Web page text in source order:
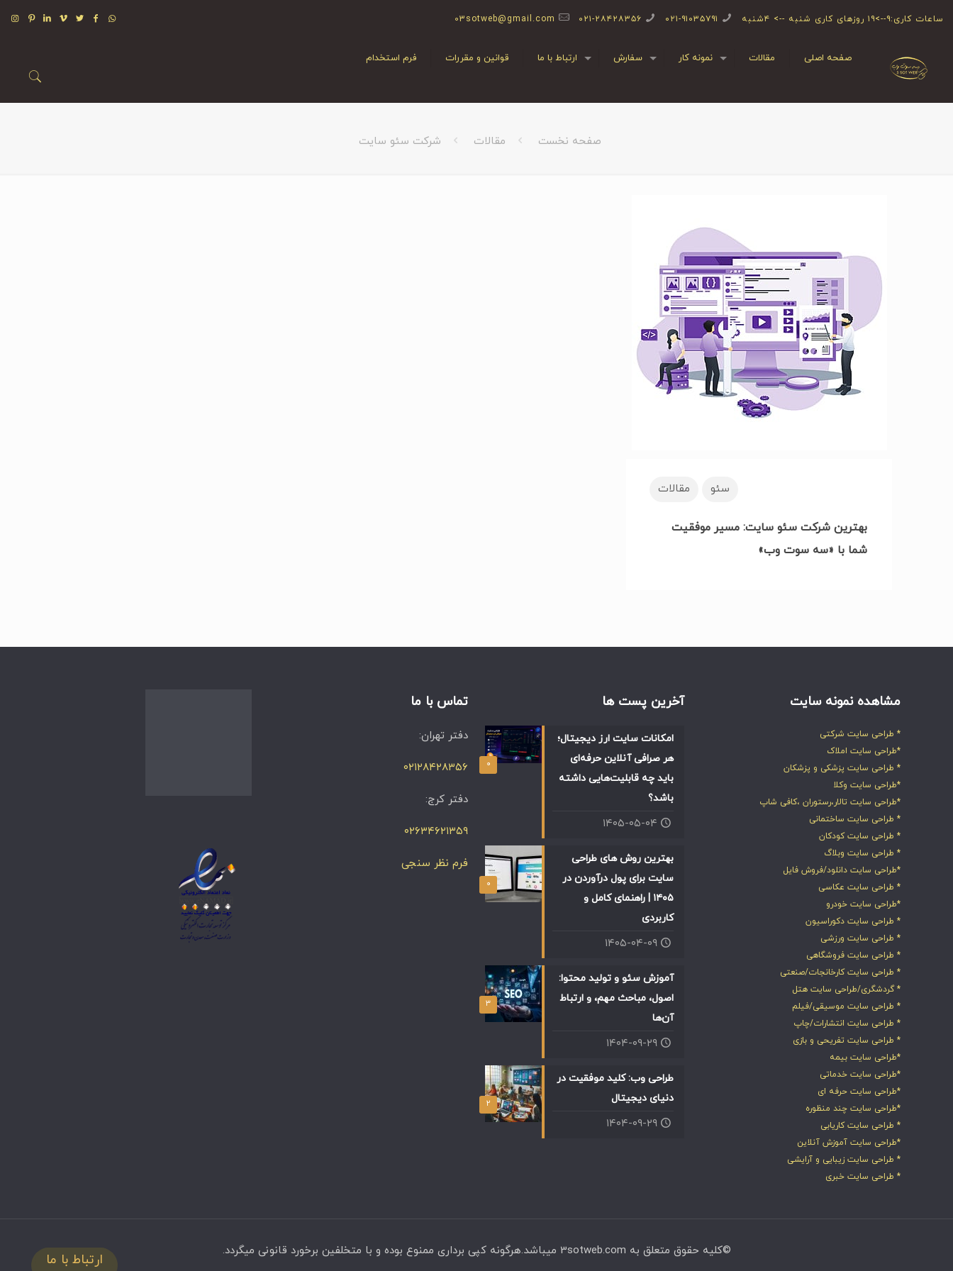
ساعات کاری:۹-->۱۹ روزهای کاری شنبه --> ۴شنبه ۰۲۱-۹۱۰۳۵۷۹۱ ۰۲۱-۲۸۴۲۸۳۵۶ 03sotweb@gmail.com
صفحه اصلی مقالات نمونه کار سفارش ارتباط با ما قوانین و مقررات فرم استخدام
صفحه نخست مقالات شرکت سئو سایت
سئو مقالات
بهترین شرکت سئو سایت: مسیر موفقیت
شما با «سه سوت وب»
مشاهده نمونه سایت
* طراحی سایت شرکتی
*طراحی سایت املاک
* طراحی سایت پزشکی و پزشکان
*طراحی سایت وکلا
*طراحی سایت تالار،رستوران ،کافی شاپ
* طراحی سایت ساختمانی
* طراحی سایت کودکان
* طراحی سایت وبلاگ
*طراحی سایت دانلود/فروش فایل
* طراحی سایت عکاسی
*طراحی سایت خودرو
* طراحی سایت دکوراسیون
* طراحی سایت ورزشی
* طراحی سایت فروشگاهی
* طراحی سایت کارخانجات/صنعتی
* گردشگری/طراحی سایت هتل
* طراحی سایت موسیقی/فیلم
* طراحی سایت انتشارات/چاپ
* طراحی سایت تفریحی و بازی
*طراحی سایت بیمه
*طراحی سایت خدماتی
*طراحی سایت حرفه ای
*طراحی سایت چند منظوره
* طراحی سایت کاریابی
*طراحی سایت آموزش آنلاین
* طراحی سایت زیبایی و آرایشی
* طراحی سایت خبری
آخرین پست ها
۰
امکانات سایت ارز دیجیتال؛
هر صرافی آنلاین حرفه‌ای
باید چه قابلیت‌هایی داشته
باشد؟
۱۴۰۵-۰۵-۰۴
۰
بهترین روش های طراحی
سایت برای پول درآوردن در
۱۴۰۵ | راهنمای کامل و
کاربردی
۱۴۰۵-۰۴-۰۹
۳
آموزش سئو و تولید محتوا:
اصول، مباحث مهم، و ارتباط
آن‌ها
۱۴۰۴-۰۹-۲۹
۲
طراحی وب: کلید موفقیت در
دنیای دیجیتال
۱۴۰۴-۰۹-۲۹
تماس با ما
دفتر تهران:
۰۲۱۲۸۴۲۸۳۵۶
دفتر کرج:
۰۲۶۳۴۶۲۱۳۵۹
فرم نظر سنجی
©کلیه حقوق متعلق به 3sotweb.com میباشد.هرگونه کپی برداری ممنوع بوده و با متخلفین برخورد قانونی میگردد.
ارتباط با ما